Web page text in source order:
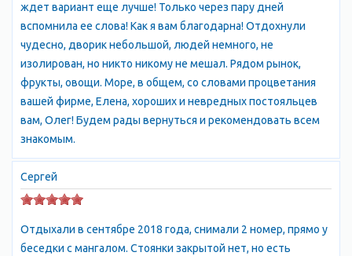
ждет вариант еще лучше! Только через пару дней
вспомнила ее слова! Как я вам благодарна! Отдохнули
чудесно, дворик небольшой, людей немного, не
изолирован, но никто никому не мешал. Рядом рынок,
фрукты, овощи. Море, в общем, со словами процветания
вашей фирме, Елена, хороших и невредных постояльцев
вам, Олег! Будем рады вернуться и рекомендовать всем
знакомым.
Сергей
Отдыхали в сентябре 2018 года, снимали 2 номер, прямо у
беседки с мангалом. Стоянки закрытой нет, но есть